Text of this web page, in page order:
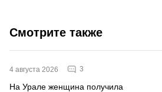
Смотрите также
4 августа 2026 3
На Урале женщина получила